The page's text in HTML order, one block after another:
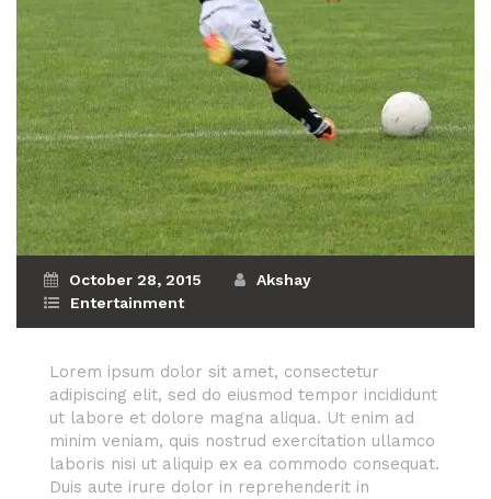
October 28, 2015
Akshay
Entertainment
Lorem ipsum dolor sit amet, consectetur
adipiscing elit, sed do eiusmod tempor incididunt
ut labore et dolore magna aliqua. Ut enim ad
minim veniam, quis nostrud exercitation ullamco
laboris nisi ut aliquip ex ea commodo consequat.
Duis aute irure dolor in reprehenderit in